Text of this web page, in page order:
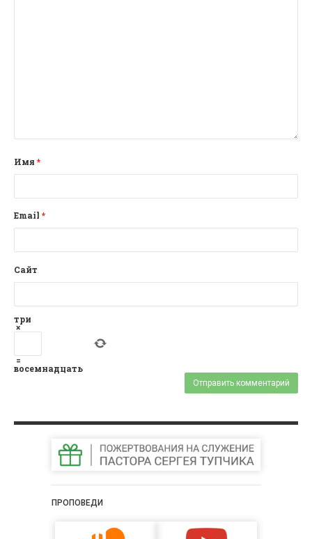
Имя *
Email *
Сайт
три
×
=
восемнадцать
ПРОПОВЕДИ